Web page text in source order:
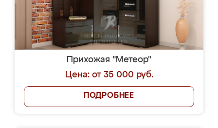
Прихожая "Метеор"
Цена: от 35 000 руб.
ПОДРОБНЕЕ